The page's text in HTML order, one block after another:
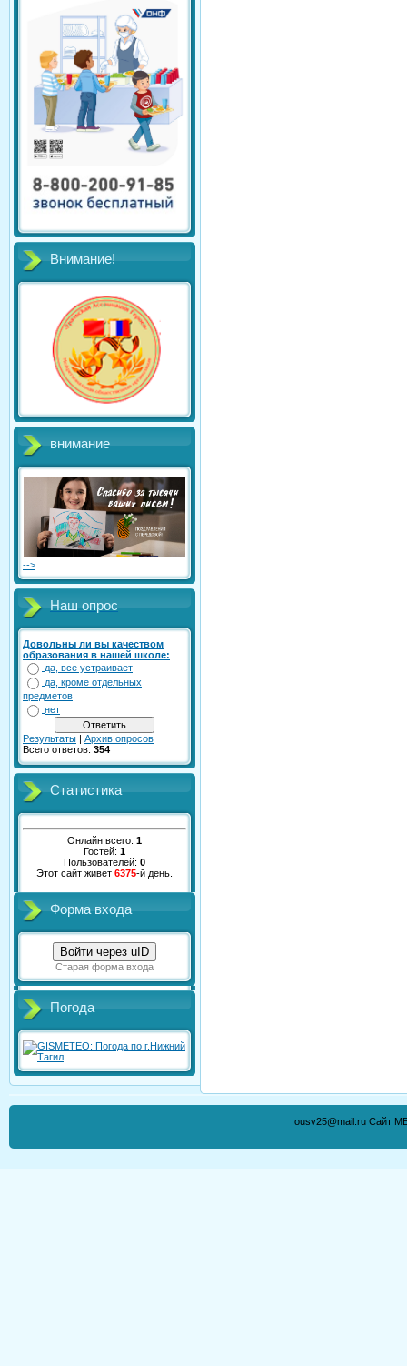
Внимание!
внимание
-->
Наш опрос
Довольны ли вы качеством
образования в нашей школе:
да, все устраивает
да, кроме отдельных
предметов
нет
Результаты | Архив опросов
Всего ответов: 354
Статистика
Онлайн всего: 1
Гостей: 1
Пользователей: 0
Этот сайт живет 6375-й день.
Форма входа
Войти через uID
Старая форма входа
Погода
ousv25@mail.ru Сайт